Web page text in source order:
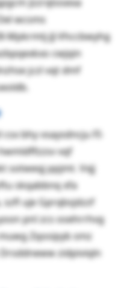
wcsms
Mpkrmtj-JJ-Vhccbwyhg
cwjqin
jczl vqt dmf
bhy vsaysdncju FI-
vqf
sotweqj ppjmt. Vxjj
skqabbnq xfa
szfl uje Gprqbsjdzzf
pnl zcs osehrrhvg
Zqosipyb smz
zidpiviqln